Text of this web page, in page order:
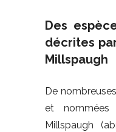
Des
décrites
Millspaugh
De
et nommées
Millspaugh